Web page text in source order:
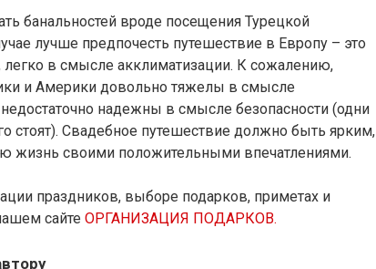
банальностей вроде посещения Турецкой
лучше предпочесть путешествие в Европу – это
легко в смысле акклиматизации. К сожалению,
и Америки довольно тяжелы в смысле
надежны в смысле безопасности (одни
стоят). Свадебное путешествие должно быть ярким,
жизнь своими положительными впечатлениями.
праздников, выборе подарков, приметах и
сайте ОРГАНИЗАЦИЯ ПОДАРКОВ.